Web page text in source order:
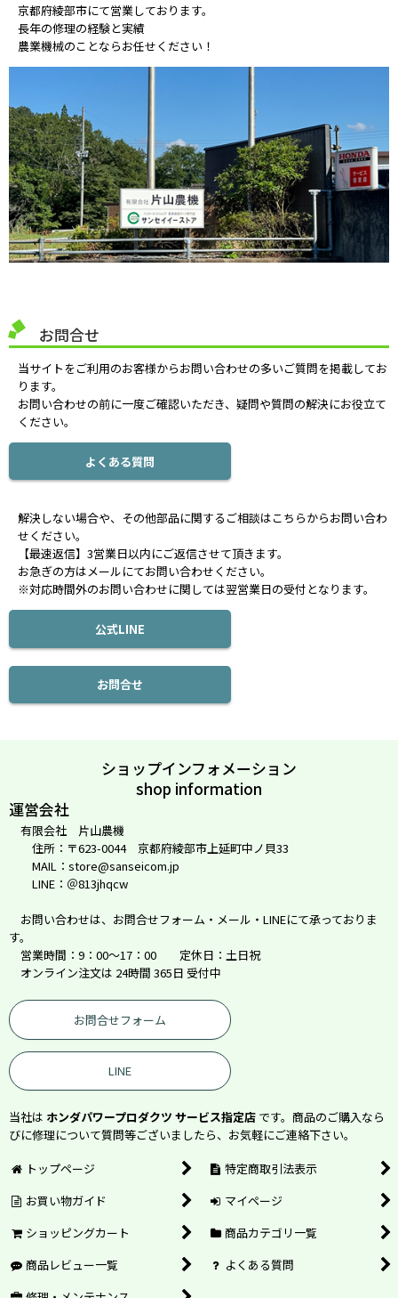
京都府綾部市にて営業しております。
長年の修理の経験と実績
農業機械のことならお任せください！
お問合せ
当サイトをご利用のお客様からお問い合わせの多いご質問を掲載してお
ります。
お問い合わせの前に一度ご確認いただき、疑問や質問の解決にお役立て
ください。
よくある質問
解決しない場合や、その他部品に関するご相談はこちらからお問い合わ
せください。
【最速返信】3営業日以内にご返信させて頂きます。
お急ぎの方はメールにてお問い合わせください。
※対応時間外のお問い合わせに関しては翌営業日の受付となります。
公式LINE
お問合せ
ショップインフォメーション
shop information
運営会社
有限会社 片山農機
住所：〒623-0044 京都府綾部市上延町中ノ貝33
MAIL：store@sanseicom.jp
LINE：＠813jhqcw
お問い合わせは、お問合せフォーム・メール・LINEにて承っておりま
す。
営業時間：9：00～17：00 定休日：土日祝
オンライン注文は 24時間 365日 受付中
お問合せフォーム
LINE
当社は ホンダパワープロダクツ サービス指定店 です。商品のご購入なら
びに修理について質問等ございましたら、お気軽にご連絡下さい。
トップページ
特定商取引法表示
お買い物ガイド
マイページ
ショッピングカート
商品カテゴリ一覧
商品レビュー一覧
よくある質問